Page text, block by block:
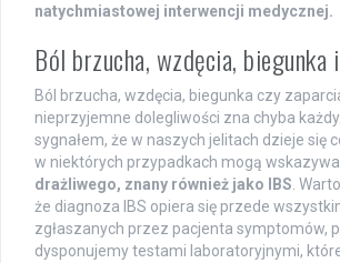
natychmiastowej interwencji medycznej.
Ból brzucha, wzdęcia, biegunka
Ból brzucha, wzdęcia, biegunka czy
nieprzyjemne dolegliwości zna chyba
sygnałem, że w naszych jelitach dzieje się
w niektórych przypadkach mogą
drażliwego, znany również jako IBS.
że diagnoza IBS opiera się przede
zgłaszanych przez pacjenta symptomów,
dysponujemy testami laboratoryjnymi,